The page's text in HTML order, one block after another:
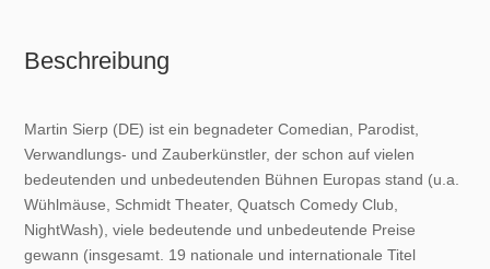
Beschreibung
Martin Sierp (DE) ist ein begnadeter Comedian, Parodist,
Verwandlungs- und Zauberkünstler, der schon auf vielen
bedeutenden und unbedeutenden Bühnen Europas stand (u.a.
Wühlmäuse, Schmidt Theater, Quatsch Comedy Club,
NightWash), viele bedeutende und unbedeutende Preise
gewann (insgesamt. 19 nationale und internationale Titel